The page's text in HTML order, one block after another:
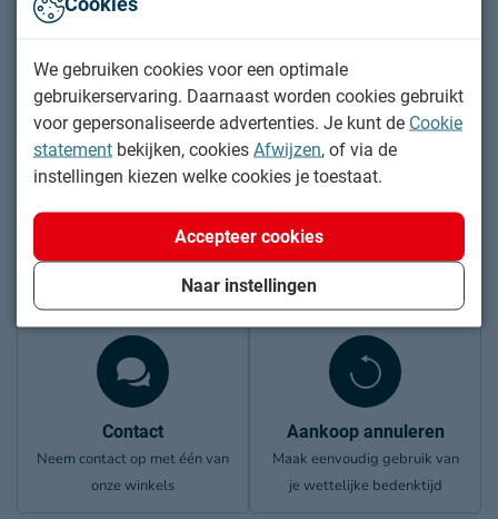
Hulp of advies nodig?
Onze slaapexperts helpen je graag!
Contact
Neem contact op met één van
onze winkels
Aankoop annuleren
Maak eenvoudig gebruik van
je wettelijke bedenktijd
Vind jouw winkel
Ga naar winkelzoeker
We gebruiken cookies voor een optimale
gebruikerservaring. Daarnaast worden cookies gebruikt
voor gepersonaliseerde advertenties. Je kunt de Cookie
statement bekijken, cookies Afwijzen, of via de
instellingen kiezen welke cookies je toestaat.
Naar instellingen
Accepteer cookies